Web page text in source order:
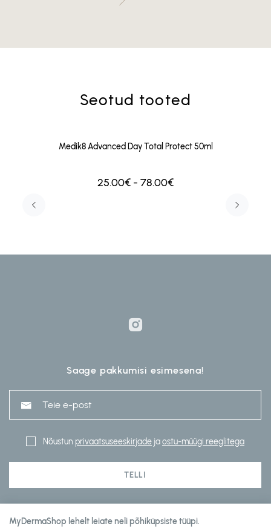
Seotud tooted
Medik8 Advanced Day Total Protect 50ml
25.00€ - 78.00€
Klienditeenindus
Saage pakkumisi esimesena!
Nõustun privaatsuseeskirjade jaostu-müügi reeglitega
TELLI
MyDermaShop lehelt leiate neli põhiküpsiste tüüpi.